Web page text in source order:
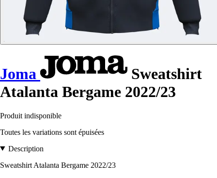
Joma
Sweatshirt
Atalanta Bergame 2022/23
Produit indisponible
Toutes les variations sont épuisées
Description
Sweatshirt Atalanta Bergame 2022/23